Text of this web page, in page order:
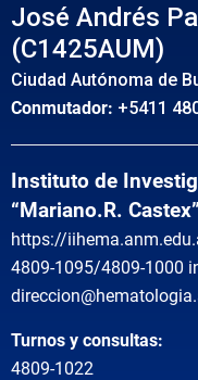
José Andrés
(C1425AUM)
Ciudad Autónoma de
Conmutador: +5411
Instituto de
“Mariano.R.
https://
4809-1095/4809-1000
Turnos y consultas:
4809-1022